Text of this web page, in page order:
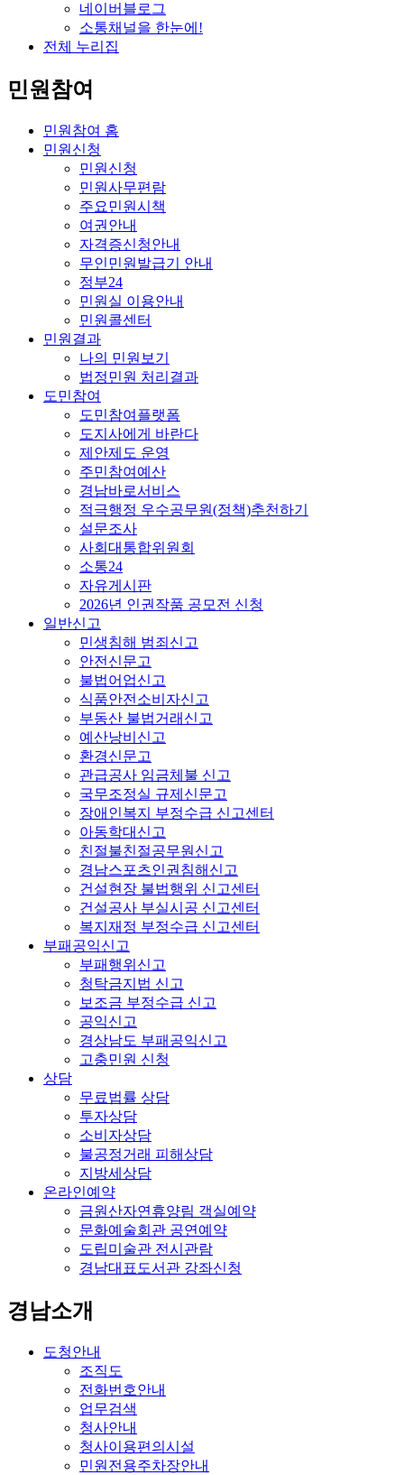
네이버블로그
소통채널을 한눈에!
전체 누리집
민원참여
민원참여 홈
민원신청
민원신청
민원사무편람
주요민원시책
여권안내
자격증신청안내
무인민원발급기 안내
정부24
민원실 이용안내
민원콜센터
민원결과
나의 민원보기
법정민원 처리결과
도민참여
도민참여플랫폼
도지사에게 바란다
제안제도 운영
주민참여예산
경남바로서비스
적극행정 우수공무원(정책)추천하기
설문조사
사회대통합위원회
소통24
자유게시판
2026년 인권작품 공모전 신청
일반신고
민생침해 범죄신고
안전신문고
불법어업신고
식품안전소비자신고
부동산 불법거래신고
예산낭비신고
환경신문고
관급공사 임금체불 신고
국무조정실 규제신문고
장애인복지 부정수급 신고센터
아동학대신고
친절불친절공무원신고
경남스포츠인권침해신고
건설현장 불법행위 신고센터
건설공사 부실시공 신고센터
복지재정 부정수급 신고센터
부패공익신고
부패행위신고
청탁금지법 신고
보조금 부정수급 신고
공익신고
경상남도 부패공익신고
고충민원 신청
상담
무료법률 상담
투자상담
소비자상담
불공정거래 피해상담
지방세상담
온라인예약
금원산자연휴양림 객실예약
문화예술회관 공연예약
도립미술관 전시관람
경남대표도서관 강좌신청
경남소개
도청안내
조직도
전화번호안내
업무검색
청사안내
청사이용편의시설
민원전용주차장안내